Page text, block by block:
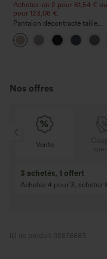
Achetez-en 2 pour 61,54 €
pour 123,08 €.
Pantalon décontracté taille
haute à jambe droite, effet lin,
avec poches
Nos offres
Coupon
spécial
10% de réduction
Pour toute commande de
plus ! Code : Aug2026
ID de produit 02876683